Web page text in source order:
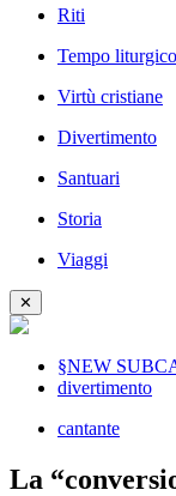
Riti
Tempo liturgico
Virtù cristiane
Divertimento
Santuari
Storia
Viaggi
✕
§NEW
divertimento
cantante
La